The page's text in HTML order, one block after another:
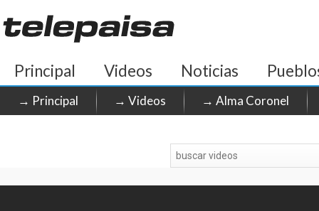
Principal Videos Noticias
→ Principal → Videos → Alma Coronel